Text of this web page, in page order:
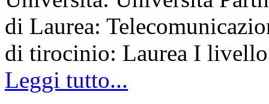
di Laurea:
di tirocinio: Laurea I livello
Leggi tutto...